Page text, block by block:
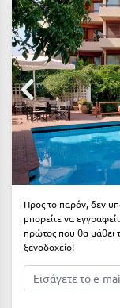
Αιδηψός
Αλεξανδρούπολη
Αλισσός Αχαΐας
Αλόννησος
Αμαλιάδα
Αμάρυνθος
Αμφίκλεια
Ανάβυσσος
Άνδρος
ΤΎΠΟΣ ΔΙΑΤΡΟΦΉΣ
Διαμονή Μόνο
Πρωινό
Ημιδιατροφή
Ημιδιατροφή +
Πλήρης Διατροφή
Ένα Γεύμα
Δύο Γεύματα + Ποτά
ΤΎΠΟΣ
Προς το παρόν, δεν
μπορείτε να
πρώτος που θα μάθει
ξενοδοχείο!